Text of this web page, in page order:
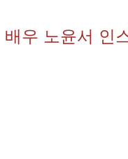
배우 노윤서 인